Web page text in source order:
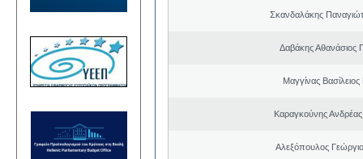
Σκανδαλάκης
Δαβάκης Αθανάσιος
Μαγγίνας
Καραγκούνης Ανδρέας
Αλεξόπουλος